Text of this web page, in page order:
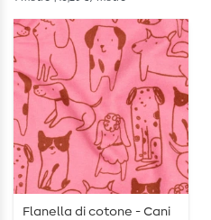
Flanella di cotone - Cani